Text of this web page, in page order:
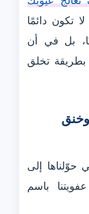
تكون دائمًا
بل في أن
بطريقة تخلق
حوّلناها إلى
باسم